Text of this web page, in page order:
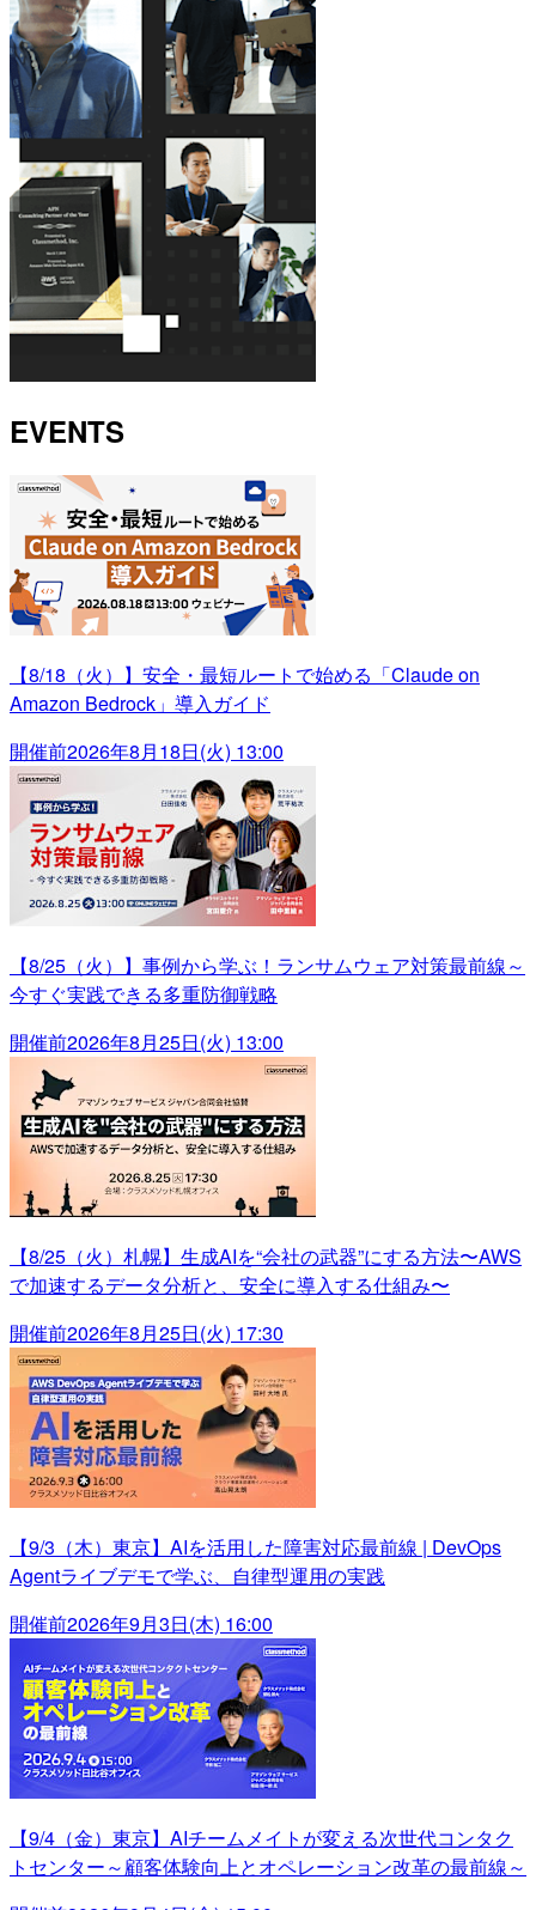
EVENTS
【8/18（火）】安全・最短ルートで始める「Claude on
Amazon Bedrock」導入ガイド
開催前2026年8月18日(火) 13:00
【8/25（火）】事例から学ぶ！ランサムウェア対策最前線～
今すぐ実践できる多重防御戦略
開催前2026年8月25日(火) 13:00
【8/25（火）札幌】生成AIを“会社の武器”にする方法〜AWS
で加速するデータ分析と、安全に導入する仕組み〜
開催前2026年8月25日(火) 17:30
【9/3（木）東京】AIを活用した障害対応最前線 | DevOps
Agentライブデモで学ぶ、自律型運用の実践
開催前2026年9月3日(木) 16:00
【9/4（金）東京】AIチームメイトが変える次世代コンタク
トセンター～顧客体験向上とオペレーション改革の最前線～